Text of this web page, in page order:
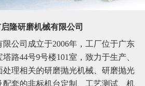
隆研磨机械有限公司
公司成立于2006年，工厂位于广东
路44号9号楼101室，致力于生产、
理相关的研磨抛光机械、研磨抛光
套的非标机台定制、工艺测试、机